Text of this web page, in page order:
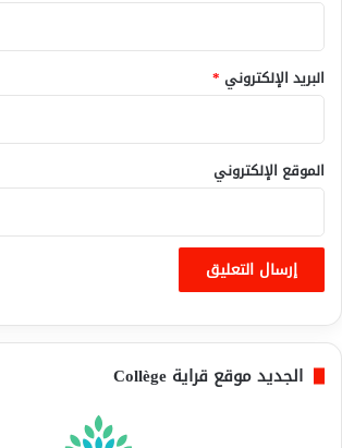
البريد الإلكتروني *
الموقع الإلكتروني
الجديد موقع قراية Collège